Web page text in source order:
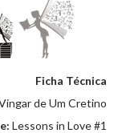
Ficha Técnica
de Um Cretino
Lessons in Love #1